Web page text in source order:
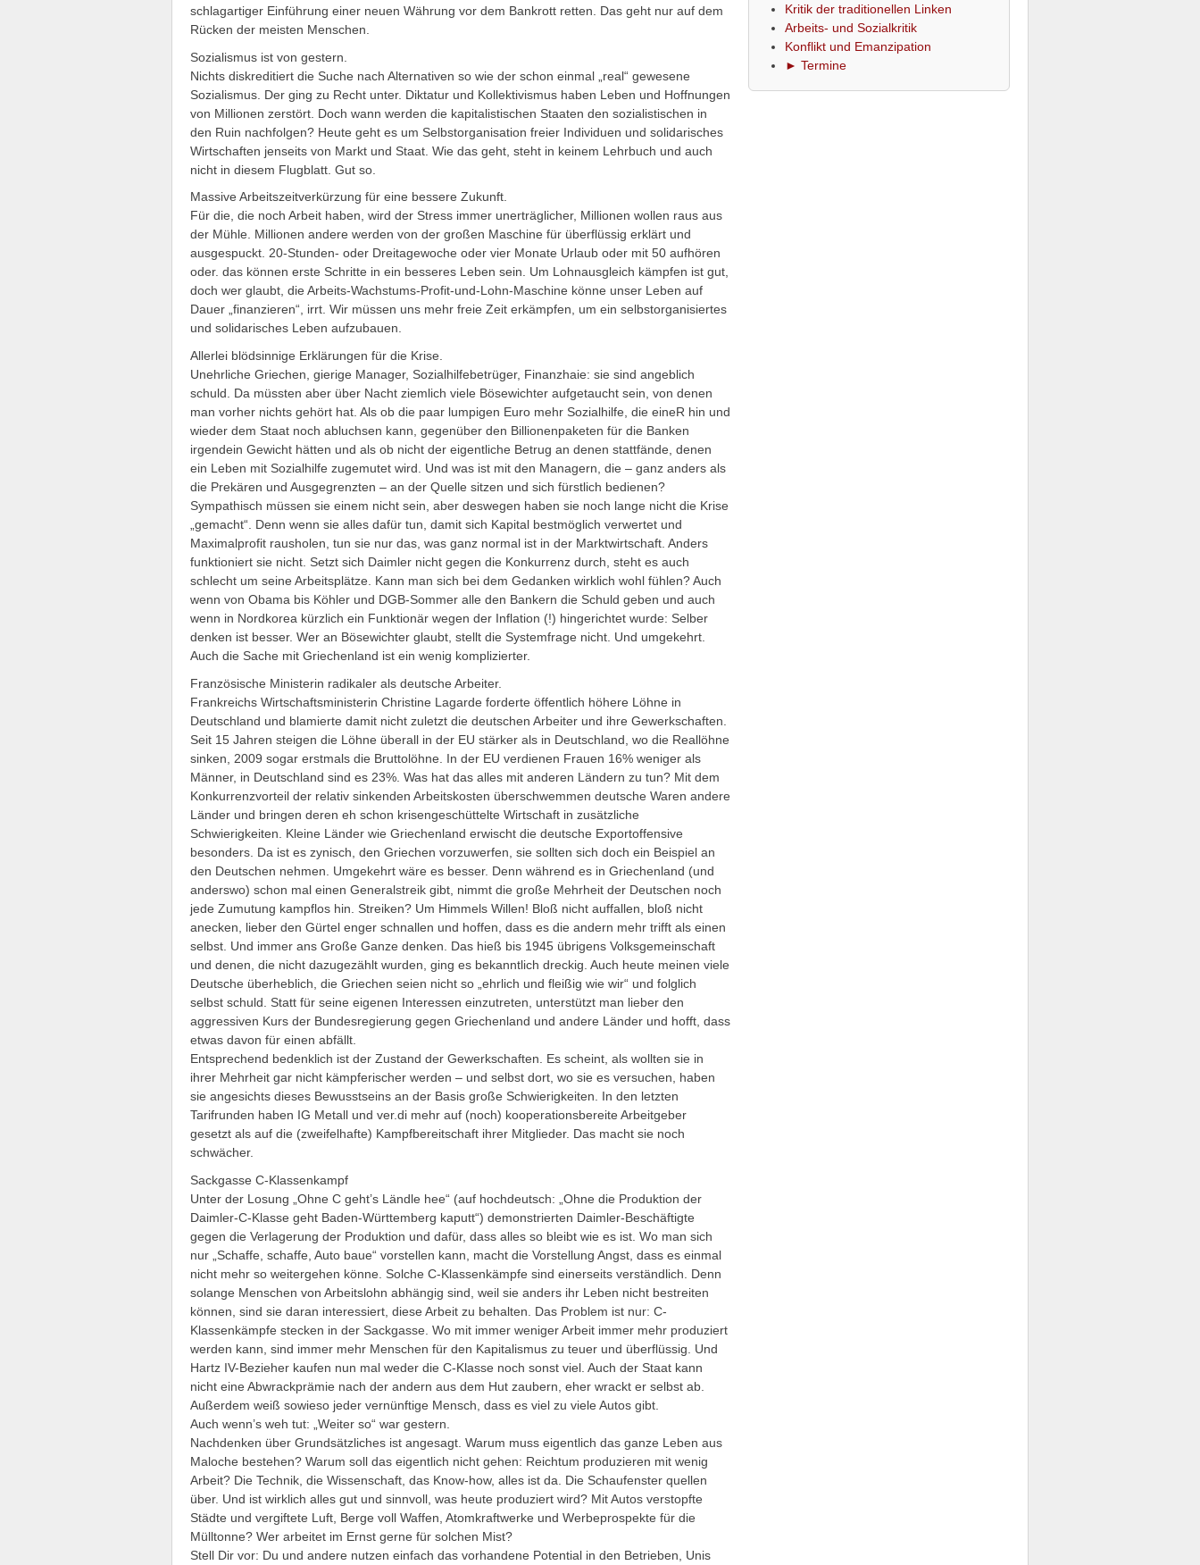
schlagartiger Einführung einer neuen Währung vor dem Bankrott retten. Das geht nur auf dem
Rücken der meisten Menschen.
Sozialismus ist von gestern.
Nichts diskreditiert die Suche nach Alternativen so wie der schon einmal „real“ gewesene
Sozialismus. Der ging zu Recht unter. Diktatur und Kollektivismus haben Leben und Hoffnungen
von Millionen zerstört. Doch wann werden die kapitalistischen Staaten den sozialistischen in
den Ruin nachfolgen? Heute geht es um Selbstorganisation freier Individuen und solidarisches
Wirtschaften jenseits von Markt und Staat. Wie das geht, steht in keinem Lehrbuch und auch
nicht in diesem Flugblatt. Gut so.
Massive Arbeitszeitverkürzung für eine bessere Zukunft.
Für die, die noch Arbeit haben, wird der Stress immer unerträglicher, Millionen wollen raus aus
der Mühle. Millionen andere werden von der großen Maschine für überflüssig erklärt und
ausgespuckt. 20-Stunden- oder Dreitagewoche oder vier Monate Urlaub oder mit 50 aufhören
oder. das können erste Schritte in ein besseres Leben sein. Um Lohnausgleich kämpfen ist gut,
doch wer glaubt, die Arbeits-Wachstums-Profit-und-Lohn-Maschine könne unser Leben auf
Dauer „finanzieren“, irrt. Wir müssen uns mehr freie Zeit erkämpfen, um ein selbstorganisiertes
und solidarisches Leben aufzubauen.
Allerlei blödsinnige Erklärungen für die Krise.
Unehrliche Griechen, gierige Manager, Sozialhilfebetrüger, Finanzhaie: sie sind angeblich
schuld. Da müssten aber über Nacht ziemlich viele Bösewichter aufgetaucht sein, von denen
man vorher nichts gehört hat. Als ob die paar lumpigen Euro mehr Sozialhilfe, die eineR hin und
wieder dem Staat noch abluchsen kann, gegenüber den Billionenpaketen für die Banken
irgendein Gewicht hätten und als ob nicht der eigentliche Betrug an denen stattfände, denen
ein Leben mit Sozialhilfe zugemutet wird. Und was ist mit den Managern, die – ganz anders als
die Prekären und Ausgegrenzten – an der Quelle sitzen und sich fürstlich bedienen?
Sympathisch müssen sie einem nicht sein, aber deswegen haben sie noch lange nicht die Krise
„gemacht“. Denn wenn sie alles dafür tun, damit sich Kapital bestmöglich verwertet und
Maximalprofit rausholen, tun sie nur das, was ganz normal ist in der Marktwirtschaft. Anders
funktioniert sie nicht. Setzt sich Daimler nicht gegen die Konkurrenz durch, steht es auch
schlecht um seine Arbeitsplätze. Kann man sich bei dem Gedanken wirklich wohl fühlen? Auch
wenn von Obama bis Köhler und DGB-Sommer alle den Bankern die Schuld geben und auch
wenn in Nordkorea kürzlich ein Funktionär wegen der Inflation (!) hingerichtet wurde: Selber
denken ist besser. Wer an Bösewichter glaubt, stellt die Systemfrage nicht. Und umgekehrt.
Auch die Sache mit Griechenland ist ein wenig komplizierter.
Französische Ministerin radikaler als deutsche Arbeiter.
Frankreichs Wirtschaftsministerin Christine Lagarde forderte öffentlich höhere Löhne in
Deutschland und blamierte damit nicht zuletzt die deutschen Arbeiter und ihre Gewerkschaften.
Seit 15 Jahren steigen die Löhne überall in der EU stärker als in Deutschland, wo die Reallöhne
sinken, 2009 sogar erstmals die Bruttolöhne. In der EU verdienen Frauen 16% weniger als
Männer, in Deutschland sind es 23%. Was hat das alles mit anderen Ländern zu tun? Mit dem
Konkurrenzvorteil der relativ sinkenden Arbeitskosten überschwemmen deutsche Waren andere
Länder und bringen deren eh schon krisengeschüttelte Wirtschaft in zusätzliche
Schwierigkeiten. Kleine Länder wie Griechenland erwischt die deutsche Exportoffensive
besonders. Da ist es zynisch, den Griechen vorzuwerfen, sie sollten sich doch ein Beispiel an
den Deutschen nehmen. Umgekehrt wäre es besser. Denn während es in Griechenland (und
anderswo) schon mal einen Generalstreik gibt, nimmt die große Mehrheit der Deutschen noch
jede Zumutung kampflos hin. Streiken? Um Himmels Willen! Bloß nicht auffallen, bloß nicht
anecken, lieber den Gürtel enger schnallen und hoffen, dass es die andern mehr trifft als einen
selbst. Und immer ans Große Ganze denken. Das hieß bis 1945 übrigens Volksgemeinschaft
und denen, die nicht dazugezählt wurden, ging es bekanntlich dreckig. Auch heute meinen viele
Deutsche überheblich, die Griechen seien nicht so „ehrlich und fleißig wie wir“ und folglich
selbst schuld. Statt für seine eigenen Interessen einzutreten, unterstützt man lieber den
aggressiven Kurs der Bundesregierung gegen Griechenland und andere Länder und hofft, dass
etwas davon für einen abfällt.
Entsprechend bedenklich ist der Zustand der Gewerkschaften. Es scheint, als wollten sie in
ihrer Mehrheit gar nicht kämpferischer werden – und selbst dort, wo sie es versuchen, haben
sie angesichts dieses Bewusstseins an der Basis große Schwierigkeiten. In den letzten
Tarifrunden haben IG Metall und ver.di mehr auf (noch) kooperationsbereite Arbeitgeber
gesetzt als auf die (zweifelhafte) Kampfbereitschaft ihrer Mitglieder. Das macht sie noch
schwächer.
Sackgasse C-Klassenkampf
Unter der Losung „Ohne C geht’s Ländle hee“ (auf hochdeutsch: „Ohne die Produktion der
Daimler-C-Klasse geht Baden-Württemberg kaputt“) demonstrierten Daimler-Beschäftigte
gegen die Verlagerung der Produktion und dafür, dass alles so bleibt wie es ist. Wo man sich
nur „Schaffe, schaffe, Auto baue“ vorstellen kann, macht die Vorstellung Angst, dass es einmal
nicht mehr so weitergehen könne. Solche C-Klassenkämpfe sind einerseits verständlich. Denn
solange Menschen von Arbeitslohn abhängig sind, weil sie anders ihr Leben nicht bestreiten
können, sind sie daran interessiert, diese Arbeit zu behalten. Das Problem ist nur: C-
Klassenkämpfe stecken in der Sackgasse. Wo mit immer weniger Arbeit immer mehr produziert
werden kann, sind immer mehr Menschen für den Kapitalismus zu teuer und überflüssig. Und
Hartz IV-Bezieher kaufen nun mal weder die C-Klasse noch sonst viel. Auch der Staat kann
nicht eine Abwrackprämie nach der andern aus dem Hut zaubern, eher wrackt er selbst ab.
Außerdem weiß sowieso jeder vernünftige Mensch, dass es viel zu viele Autos gibt.
Auch wenn’s weh tut: „Weiter so“ war gestern.
Nachdenken über Grundsätzliches ist angesagt. Warum muss eigentlich das ganze Leben aus
Maloche bestehen? Warum soll das eigentlich nicht gehen: Reichtum produzieren mit wenig
Arbeit? Die Technik, die Wissenschaft, das Know-how, alles ist da. Die Schaufenster quellen
über. Und ist wirklich alles gut und sinnvoll, was heute produziert wird? Mit Autos verstopfte
Städte und vergiftete Luft, Berge voll Waffen, Atomkraftwerke und Werbeprospekte für die
Mülltonne? Wer arbeitet im Ernst gerne für solchen Mist?
Stell Dir vor: Du und andere nutzen einfach das vorhandene Potential in den Betrieben, Unis
Kritik der traditionellen Linken
Arbeits- und Sozialkritik
Konflikt und Emanzipation
► Termine